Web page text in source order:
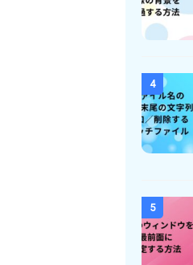
4
5